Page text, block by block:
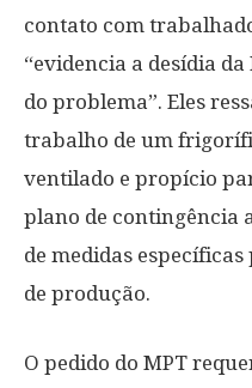
contato com
“evidencia a desídia
do problema”. Eles
trabalho de um
ventilado e propício
plano de contingência
de medidas
de produção.
O pedido do MPT